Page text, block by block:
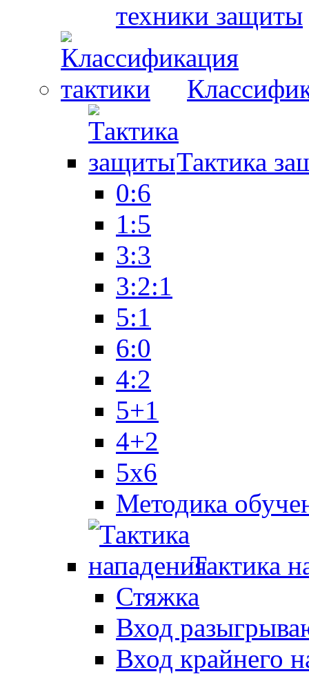
техники защиты
Тактика
0:6
1:5
3:3
3:2:1
5:1
6:0
4:2
5+1
4+2
5x6
Методика
Тактика
Стяжка
Вход
Вход крайнего